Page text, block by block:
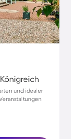
und idealer